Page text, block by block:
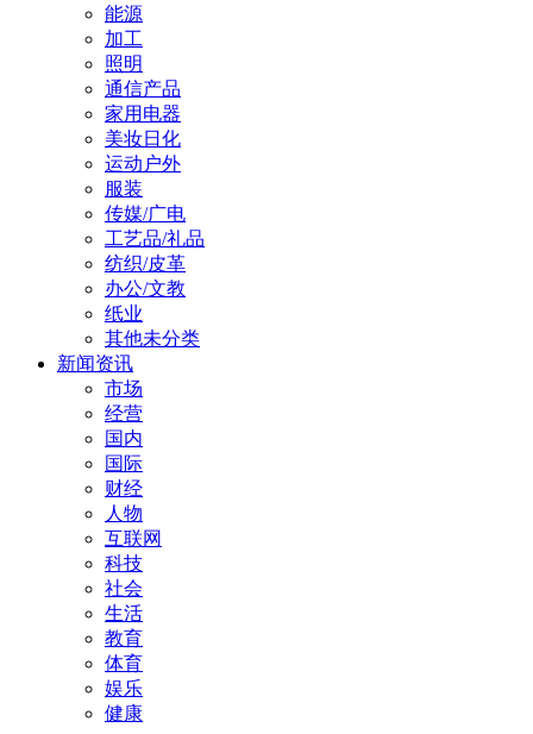
能源
加工
照明
通信产品
家用电器
美妆日化
运动户外
服装
传媒/广电
工艺品/礼品
纺织/皮革
办公/文教
纸业
其他未分类
新闻资讯
市场
经营
国内
国际
财经
人物
互联网
科技
社会
生活
教育
体育
娱乐
健康